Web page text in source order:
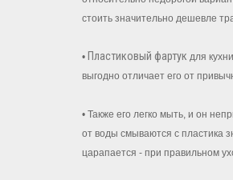
стоить значительно дешевле
• Пластиковый фартук для
выгодно отличает его от
• Также его легко мыть, и он
от воды смываются с пластика
царапается - при правильном